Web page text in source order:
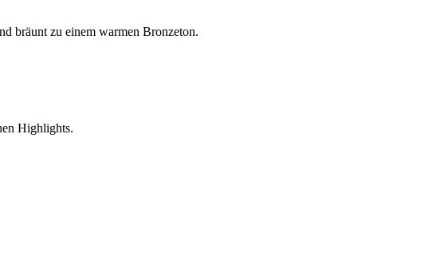
bräunt zu einem warmen Bronzeton.
Highlights.